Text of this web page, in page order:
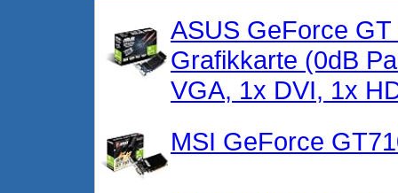
ASUS GeForce
Grafikkarte (0dB
VGA, 1x DVI, 1x
MSI GeForce